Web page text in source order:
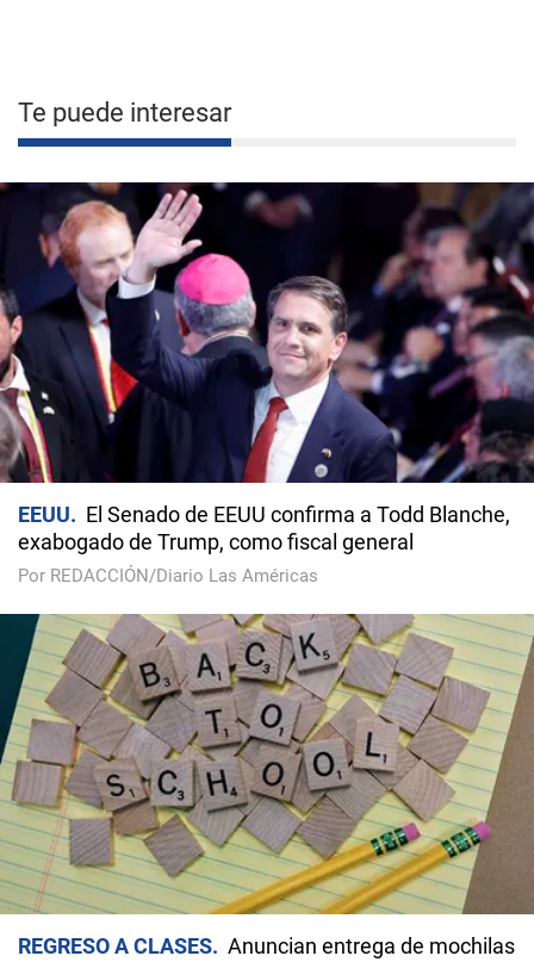
Te puede interesar
EEUU
El Senado de EEUU confirma a Todd Blanche,
exabogado de Trump, como fiscal general
Por REDACCIÓN/Diario Las Américas
REGRESO A CLASES
Anuncian entrega de mochilas